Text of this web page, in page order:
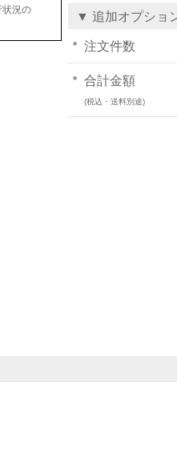
状況の
▼ 追加オプショ
注文件数
合計金額
(税込・送料別途)